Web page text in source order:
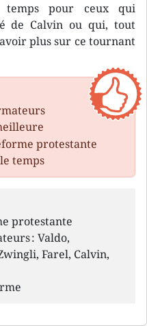
pour ceux qui
de Calvin ou qui, tout
plus sur ce tournant
protestante
temps
protestante
: Valdo,
Farel, Calvin,